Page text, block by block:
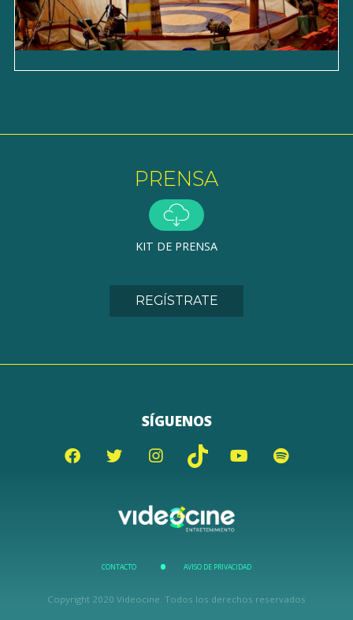
PRENSA
KIT DE PRENSA
REGÍSTRATE
SÍGUENOS
CONTACTO AVISO DE PRIVACIDAD
Copyright 2020 Videocine. Todos los derechos reservados